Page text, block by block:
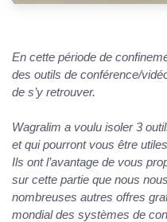
En cette période de
des outils de conférence/
de s’y retrouver.
Wagralim a voulu isoler 3
et qui pourront vous être
Ils ont l’avantage de vous
sur cette partie que nous
nombreuses autres offres
mondial des systèmes de